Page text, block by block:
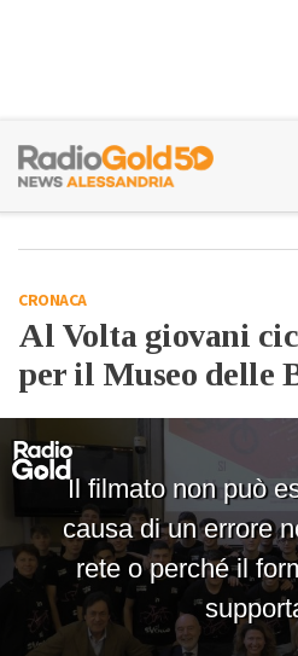
CRONACA
Al Volta giovani
per il Museo delle